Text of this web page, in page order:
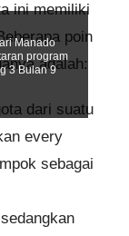
ini memiliki
poin
adalah:
dari suatu
every
sebagai
Manado
program
3 Bulan 9